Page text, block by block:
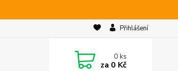
Přihlášení
0ks
za 0 Kč